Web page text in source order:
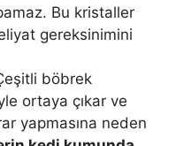
Bu kristaller
gereksinimini
böbrek
ortaya çıkar ve
yapmasına neden